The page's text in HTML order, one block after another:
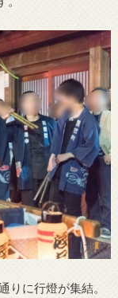
りに行燈が集結。